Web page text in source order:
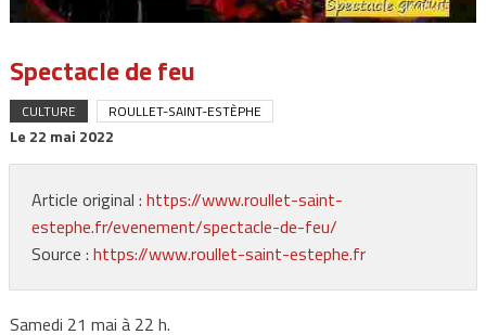
Spectacle de feu
CULTURE ROULLET-SAINT-ESTÈPHE
Le 22 mai 2022
Article original : https://www.roullet-saint-
estephe.fr/evenement/spectacle-de-feu/
Source : https://www.roullet-saint-estephe.fr
Samedi 21 mai à 22 h.